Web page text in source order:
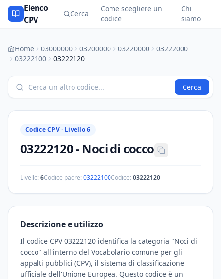
Elenco
CPV
Cerca
Come scegliere un
codice
Chi
siamo
Home 03000000 03200000 03220000
03222000
03222100
03222120
Cerca
Codice CPV · Livello 6
03222120- Noci di cocco
Livello:6Codice padre:03222100Codice:03222120
Descrizione e utilizzo
Il codice CPV 03222120 identifica la categoria "Noci di
cocco" all'interno del Vocabolario comune per gli
appalti pubblici (CPV), il sistema di classificazione
ufficiale dell'Unione Europea. Questo codice è un